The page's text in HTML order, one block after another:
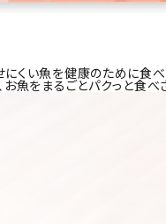
くい魚を健康のために食べ
お魚をまるごとパクっと食べ